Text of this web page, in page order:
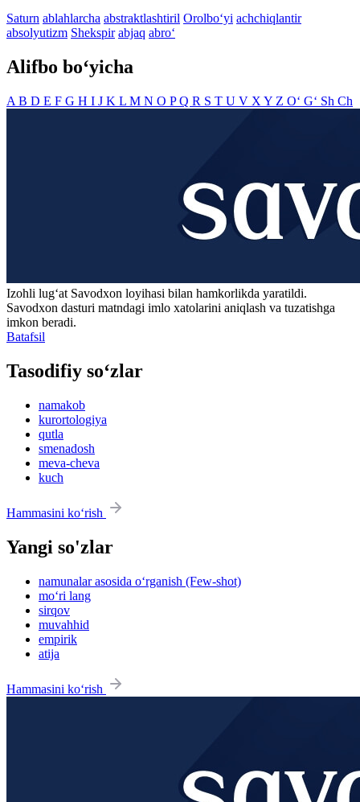
Saturn ablahlarcha abstraktlashtiril Orolbo‘yi achchiqlantir
absolyutizm Shekspir abjaq abro‘
Alifbo bo‘yicha
A B D E F G H I J K L M N O PQ R S T U V X Y Z O‘ G‘ Sh Ch
Izohli lugʻat Savodxon loyihasi bilan hamkorlikda yaratildi.
Savodxon dasturi matndagi imlo xatolarini aniqlash va tuzatishga
imkon beradi.
Batafsil
Tasodifiy so‘zlar
namakob
kurortologiya
qutla
smenadosh
meva-cheva
kuch
Hammasini ko‘rish
Yangi so'zlar
namunalar asosida o‘rganish (Few-shot)
mo‘ri lang
sirqov
muvahhid
empirik
atija
Hammasini ko‘rish